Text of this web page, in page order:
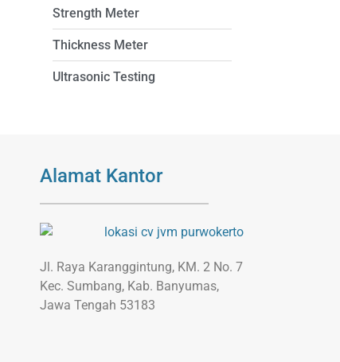
Strength Meter
Thickness Meter
Ultrasonic Testing
Alamat Kantor
Jl. Raya Karanggintung, KM. 2 No. 7
Kec. Sumbang, Kab. Banyumas,
Jawa Tengah 53183